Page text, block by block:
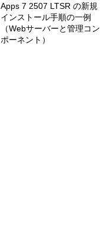
Apps 7 2507 LTSR の新規
インストール手順の一例
（Webサーバーと管理コン
ポーネント）